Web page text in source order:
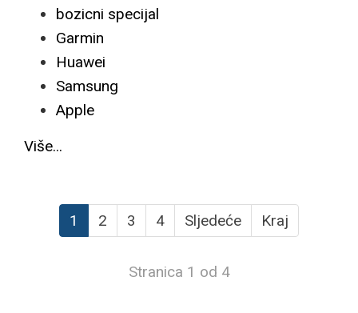
bozicni specijal
Garmin
Huawei
Samsung
Apple
Više...
1 2 3 4 Sljedeće Kraj
Stranica 1 od 4